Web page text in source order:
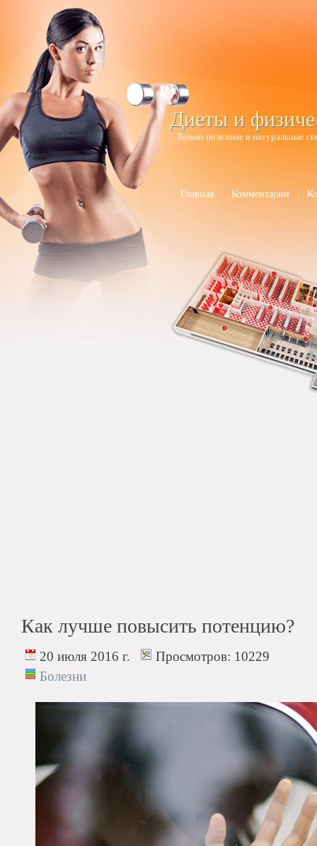
Диеты и
Только полезные и натуральные
Главная Комментарии
Как лучше повысить потенцию?
20 июля 2016 г. Просмотров: 10229
Болезни